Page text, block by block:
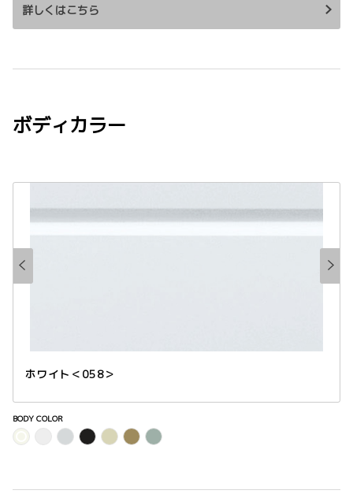
詳しくはこちら
ボディカラー
ホワイト＜058＞
BODY COLOR